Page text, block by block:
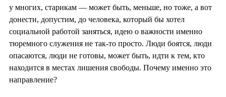
у многих, старикам — может быть, меньше, но тоже, а вот
донести, допустим, до человека, который бы хотел
социальной работой заняться, идею о важности именно
тюремного служения не так-то просто. Люди боятся, люди
опасаются, люди не готовы, может быть, идти к тем, кто
находится в местах лишения свободы. Почему именно это
направление?